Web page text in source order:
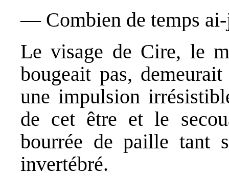
― Combien de temps
Le visage de Cire, le
bougeait pas,
une impulsion
de cet être et le
bourrée de paille tant
invertébré.